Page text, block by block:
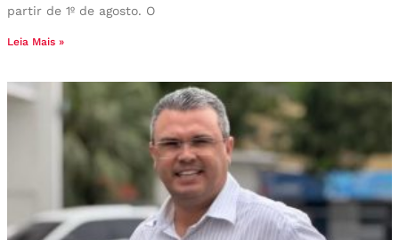
partir de 1º de agosto. O
Leia Mais »